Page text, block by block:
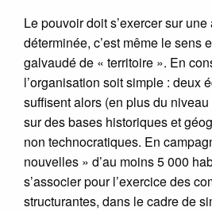
Le pouvoir doit s’exercer sur
déterminée, c’est même le sens
galvaudé de « territoire ». En
l’organisation soit simple : deux
suffisent alors (en plus du
sur des bases historiques et
non technocratiques. En
nouvelles » d’au moins 5 000
s’associer pour l’exercice des
structurantes, dans le cadre de